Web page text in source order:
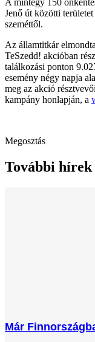
Jenő út közötti
szeméttől.
Az államtitkár
TeSzedd! akcióban
találkozási ponton
esemény négy napja
meg az akció
kampány honlapján, a
Megosztás
További hírek
Már